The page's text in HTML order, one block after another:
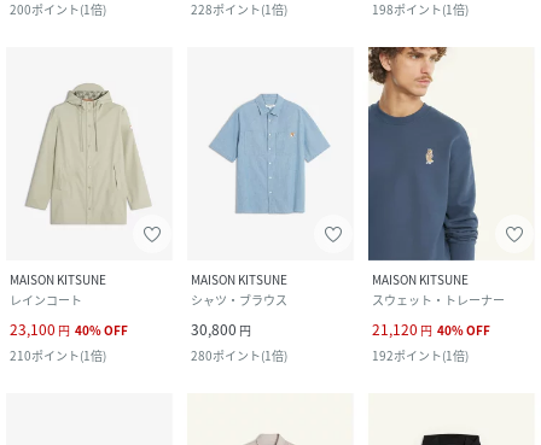
200ポイント(1倍)
228ポイント(1倍)
198ポイント(1倍)
MAISON KITSUNE
レインコート
23,100 円 40%OFF
210ポイント(1倍)
MAISON KITSUNE
シャツ・ブラウス
30,800 円
280ポイント(1倍)
MAISON KITSUNE
スウェット・トレーナー
21,120 円 40%OFF
192ポイント(1倍)